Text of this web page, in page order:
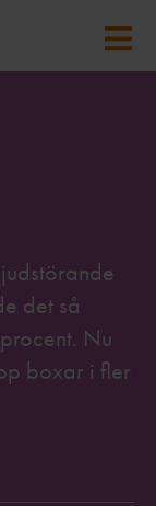
det så
Nu
boxar i fler